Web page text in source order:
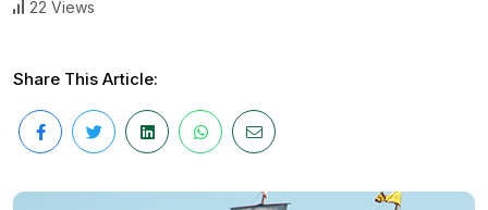
22 Views
Share This Article: